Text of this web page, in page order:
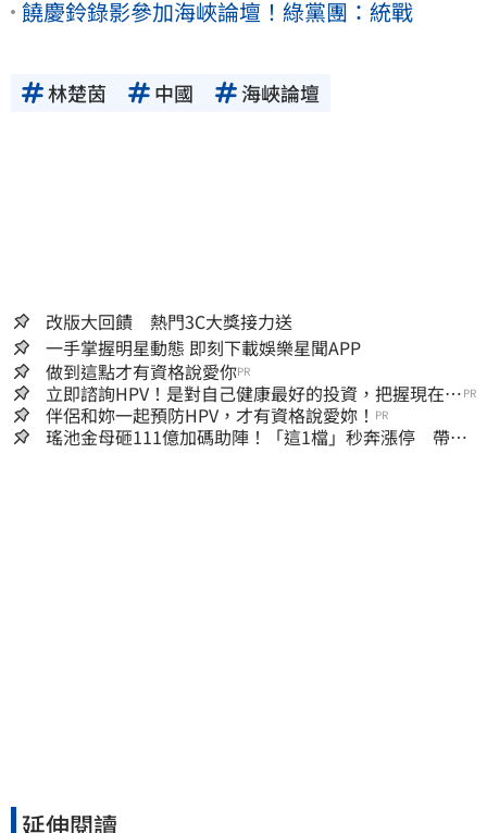
饒慶鈴錄影參加海峽論壇！綠黨團：統戰
林楚茵 中國 海峽論壇
改版大回饋 熱門3C大獎接力送
一手掌握明星動態 即刻下載娛樂星聞APP
做到這點才有資格說愛你PR
立即諮詢HPV！是對自己健康最好的投資，把握現在不
嫌晚！
PR
伴侶和妳一起預防HPV，才有資格說愛妳！ PR
瑤池金母砸111億加碼助陣！「這1檔」秒奔漲停 帶領
延伸閱讀